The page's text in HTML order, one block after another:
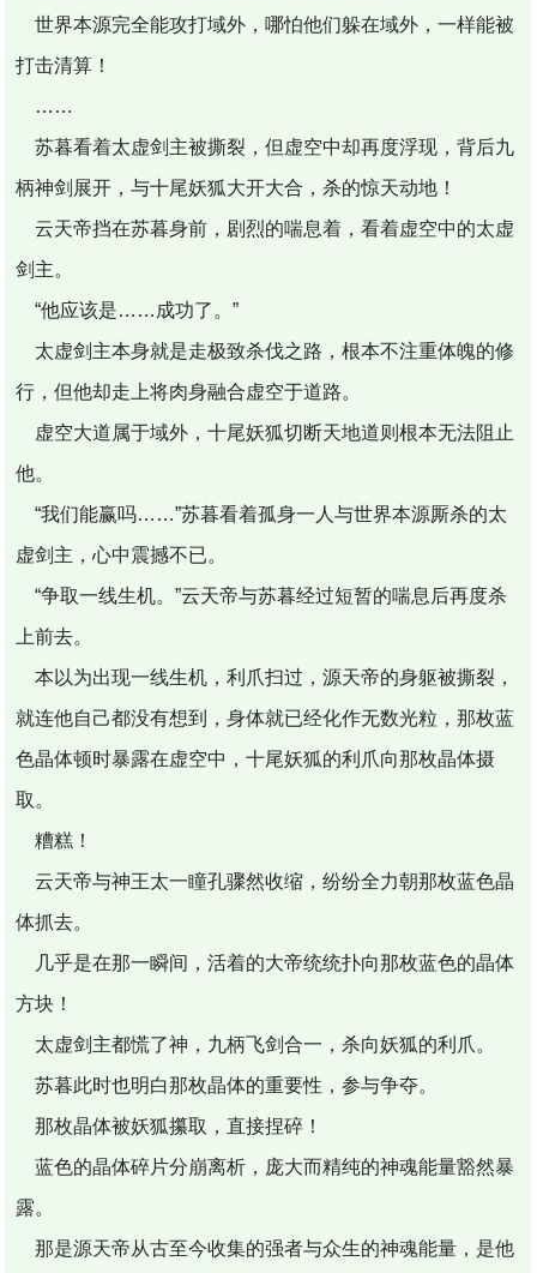
世界本源完全能攻打域外，哪怕他们躲在域外，一样能被
打击清算！
……
苏暮看着太虚剑主被撕裂，但虚空中却再度浮现，背后九
柄神剑展开，与十尾妖狐大开大合，杀的惊天动地！
云天帝挡在苏暮身前，剧烈的喘息着，看着虚空中的太虚
剑主。
“他应该是……成功了。”
太虚剑主本身就是走极致杀伐之路，根本不注重体魄的修
行，但他却走上将肉身融合虚空于道路。
虚空大道属于域外，十尾妖狐切断天地道则根本无法阻止
他。
“我们能赢吗……”苏暮看着孤身一人与世界本源厮杀的太
虚剑主，心中震撼不已。
“争取一线生机。”云天帝与苏暮经过短暂的喘息后再度杀
上前去。
本以为出现一线生机，利爪扫过，源天帝的身躯被撕裂，
就连他自己都没有想到，身体就已经化作无数光粒，那枚蓝
色晶体顿时暴露在虚空中，十尾妖狐的利爪向那枚晶体摄
取。
糟糕！
云天帝与神王太一瞳孔骤然收缩，纷纷全力朝那枚蓝色晶
体抓去。
几乎是在那一瞬间，活着的大帝统统扑向那枚蓝色的晶体
方块！
太虚剑主都慌了神，九柄飞剑合一，杀向妖狐的利爪。
苏暮此时也明白那枚晶体的重要性，参与争夺。
那枚晶体被妖狐攥取，直接捏碎！
蓝色的晶体碎片分崩离析，庞大而精纯的神魂能量豁然暴
露。
那是源天帝从古至今收集的强者与众生的神魂能量，是他